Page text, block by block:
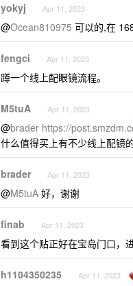
yokyj Apr 11, 2023
@Ocean810975 可以的,在
fengci Apr 11, 2023
蹲一个线上配眼镜流程。
M5tuA Apr 11, 2023
@brader https://
什么值得买上有不少线上配镜
brader Apr 11, 2023
@M5tuA 好，谢谢
finab Apr 11, 2023
看到这个贴正好在宝岛门口，
h1104350235 Apr 11, 2023